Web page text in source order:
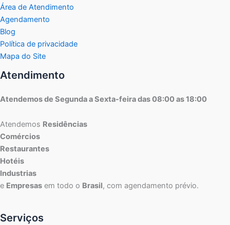
Área de Atendimento
Agendamento
Blog
Política de privacidade
Mapa do Site
Atendimento
Atendemos de Segunda a Sexta-feira das 08:00 as 18:00
Atendemos Residências
Comércios
Restaurantes
Hotéis
Industrias
e Empresas em todo o Brasil, com agendamento prévio.
Serviços